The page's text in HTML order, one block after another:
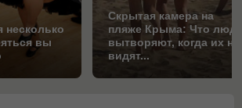
несколько
вы
Скрытая камера на
пляже Крыма: Что
вытворяют, когда их не
видят...